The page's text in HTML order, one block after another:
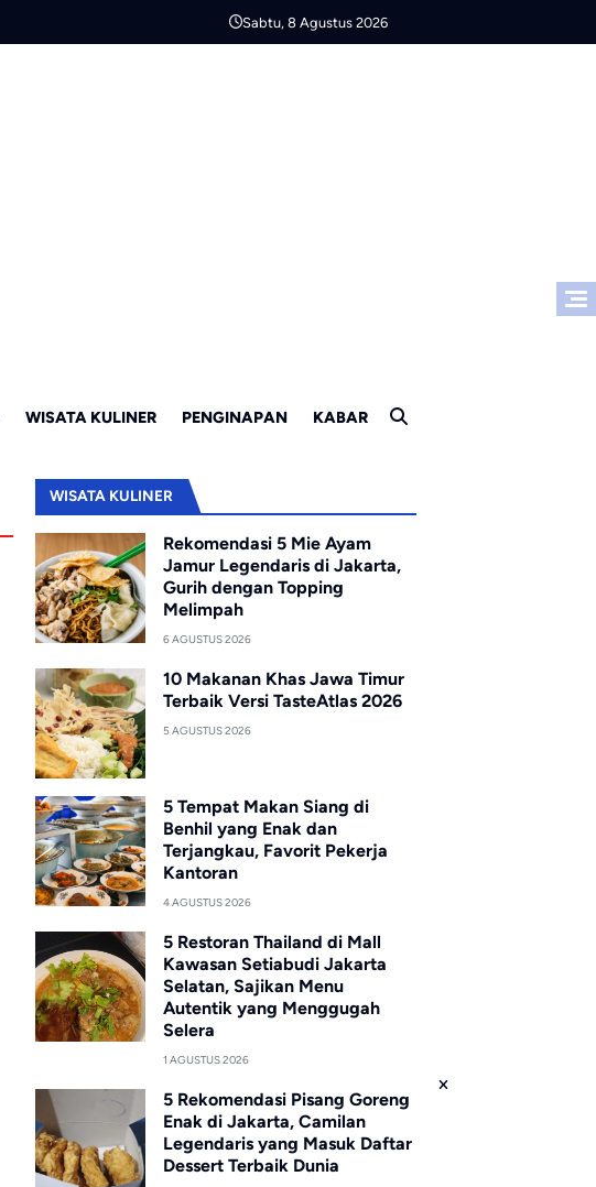
Sabtu, 8 Agustus 2026
WISATA KULINER PENGINAPAN KABAR
WISATA KULINER
Rekomendasi 5 Mie Ayam
Jamur Legendaris di Jakarta,
Gurih dengan Topping
Melimpah
6 AGUSTUS 2026
10 Makanan Khas Jawa Timur
Terbaik Versi TasteAtlas 2026
5 AGUSTUS 2026
5 Tempat Makan Siang di
Benhil yang Enak dan
Terjangkau, Favorit Pekerja
Kantoran
4 AGUSTUS 2026
5 Restoran Thailand di Mall
Kawasan Setiabudi Jakarta
Selatan, Sajikan Menu
Autentik yang Menggugah
Selera
1 AGUSTUS 2026
5 Rekomendasi Pisang Goreng
Enak di Jakarta, Camilan
Legendaris yang Masuk Daftar
Dessert Terbaik Dunia